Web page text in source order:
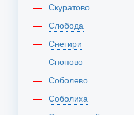
Скуратово
Слобода
Снегири
Снопово
Соболево
Соболиха